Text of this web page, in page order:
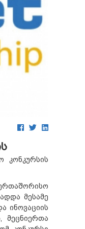
კონკურსის
მესამე
ინოვაციის
მეცნიერთა